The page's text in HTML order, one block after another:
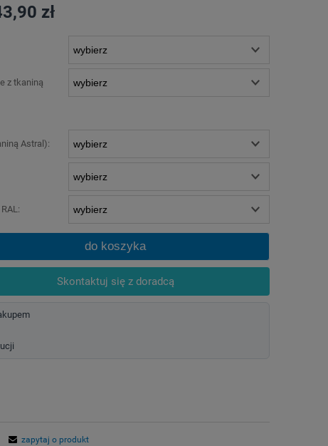
zł
z tkaniną
Astral):
do koszyka
Skontaktuj się z doradcą
zapytaj o produkt